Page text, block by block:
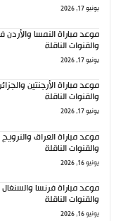
يونيو 17, 2026
والقنوات الناقلة
يونيو 17, 2026
والقنوات الناقلة
يونيو 17, 2026
والقنوات الناقلة
يونيو 16, 2026
والقنوات الناقلة
يونيو 16, 2026